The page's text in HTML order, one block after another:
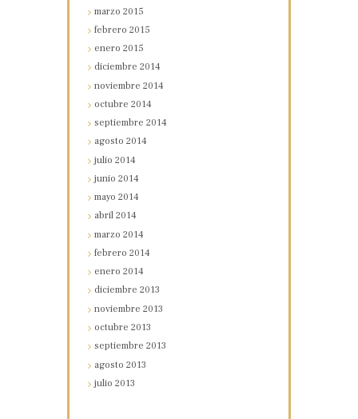
marzo2015
febrero2015
enero2015
diciembre2014
noviembre2014
octubre2014
septiembre2014
agosto2014
julio2014
junio2014
mayo2014
abril2014
marzo2014
febrero2014
enero2014
diciembre2013
noviembre2013
octubre2013
septiembre2013
agosto2013
julio2013